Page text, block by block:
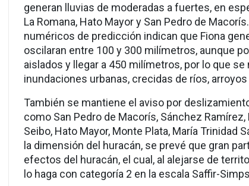
generan lluvias de moderadas a fuertes, en
La Romana, Hato Mayor y San Pedro de
numéricos de predicción indican que Fiona
oscilaran entre 100 y 300 milímetros, aunque
aislados y llegar a 450 milímetros, por lo que
inundaciones urbanas, crecidas de ríos, arroyos
También se mantiene el aviso por
como San Pedro de Macorís, Sánchez Ramírez,
Seibo, Hato Mayor, Monte Plata, María Trinidad
la dimensión del huracán, se prevé que gran
efectos del huracán, el cual, al alejarse de
lo haga con categoría 2 en la escala Saffir-